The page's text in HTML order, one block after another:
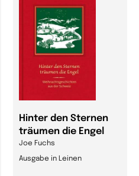
Hinter den Sternen
träumen die Engel
Joe Fuchs
Ausgabe in Leinen